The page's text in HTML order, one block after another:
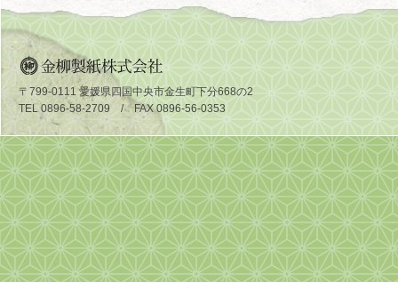
〒799-0111 愛媛県四国中央市金生町下分668の2
TEL 0896-58-2709 / FAX 0896-56-0353